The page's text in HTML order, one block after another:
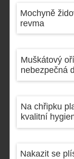
Mochyně
revma
Muškátový
nebezpečná
Na chřipku
kvalitní
Nakazit se